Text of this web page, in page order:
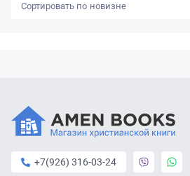
новизне
+7(926) 316-03-24